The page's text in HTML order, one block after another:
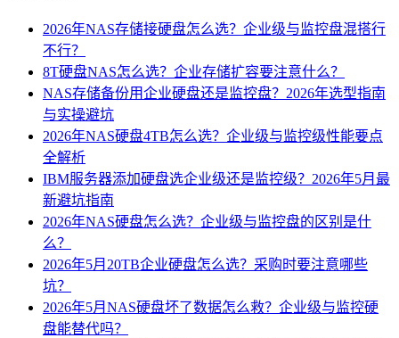
2026年NAS存储接硬盘怎么选？企业级与监控盘混搭行
不行？
8T硬盘NAS怎么选？企业存储扩容要注意什么？
NAS存储备份用企业硬盘还是监控盘？2026年选型指南
与实操避坑
2026年NAS硬盘4TB怎么选？企业级与监控级性能要点
全解析
IBM服务器添加硬盘选企业级还是监控级？2026年5月最
新避坑指南
2026年NAS硬盘怎么选？企业级与监控盘的区别是什
么？
2026年5月20TB企业硬盘怎么选？采购时要注意哪些
坑？
2026年5月NAS硬盘坏了数据怎么救？企业级与监控硬
盘能替代吗？